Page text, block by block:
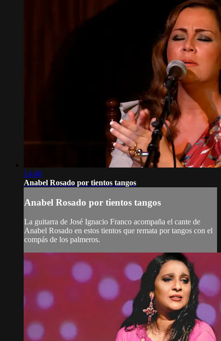
14:48
Anabel Rosado por tientos tangos
Anabel Rosado por tientos tangos
La guitarra de José Ignacio Franco acompaña el cante de
Anabel Rosado en estos tientos que remata por tangos con el
compás de los palmeros.